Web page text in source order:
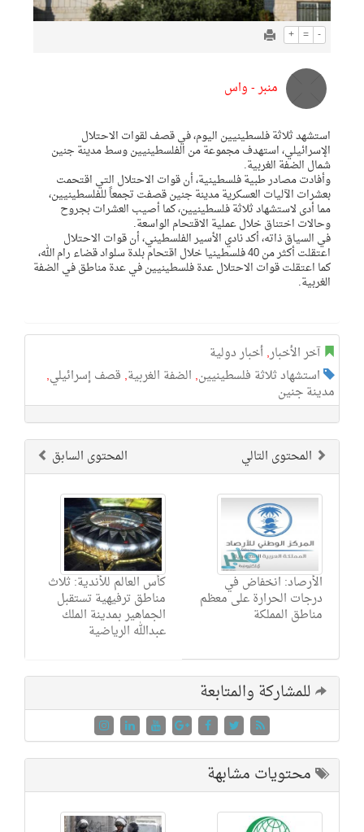
+ = -
منبر - واس
استشهد ثلاثة فلسطينيين اليوم، في قصف لقوات الاحتلال
الإسرائيلي، استهدف مجموعة من الفلسطينيين وسط مدينة جنين
شمال الضفة الغربية.
وأفادت مصادر طبية فلسطينية، أن قوات الاحتلال التي اقتحمت
بعشرات الآليات العسكرية مدينة جنين قصفت تجمعاً للفلسطينيين،
مما أدى لاستشهاد ثلاثة فلسطينيين، كما أصيب العشرات بجروح
وحالات اختناق خلال عملية الاقتحام الواسعة.
في السياق ذاته، أكد نادي الأسير الفلسطيني، أن قوات الاحتلال
اعتقلت أكثر من 40 فلسطينيا خلال اقتحام بلدة سلواد قضاء رام الله،
كما اعتقلت قوات الاحتلال عدة فلسطينيين في عدة مناطق في الضفة
الغربية.
آخر الأخبار,أخبار دولية
استشهاد ثلاثة فلسطينيين, الضفة الغربية, قصف إسرائيلي,
مدينة جنين
المحتوى السابق المحتوى التالي
كأس العالم للأندية: ثلاث
مناطق ترفيهية تستقبل
الجماهير بمدينة الملك
عبدالله الرياضية
الأرصاد: انخفاض في
درجات الحرارة على معظم
مناطق المملكة
للمشاركة والمتابعة
محتويات مشابهة